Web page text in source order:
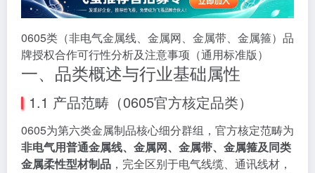
0605类（非电气金属线、金属网、金属带、金属箍）品
牌授权合作可行性分析及注意事项（通用标准版）
一、品类概述与行业基础属性
1.1 产品范畴（0605官方核定品类）
0605为第六类金属制品核心细分群组，官方核定范畴为
非电气用普通金属线、金属网、金属带、金属箍及同类
金属柔性型材制品 ，完全区别于电气线缆、通讯线材，